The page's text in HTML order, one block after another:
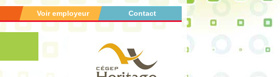
Voir employeur Contact